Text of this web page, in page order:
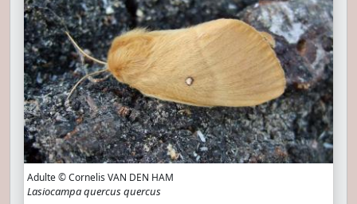
Adulte © Cornelis VAN DEN HAM
Lasiocampa quercus quercus